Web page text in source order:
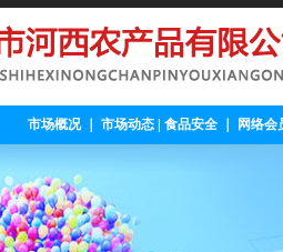
市场概况｜ 市场动态| 食品安全｜ 网络会